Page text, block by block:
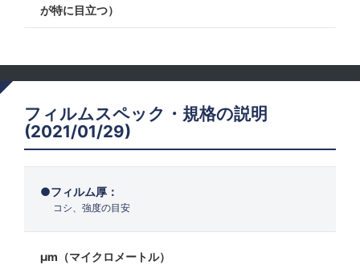
が特に目立つ）
フィルムスペック・規格の説明
(2021/01/29)
フィルム厚：
コシ、強度の目安
μm（マイクロメートル）